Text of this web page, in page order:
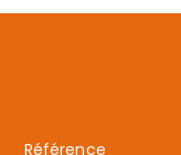
Référence